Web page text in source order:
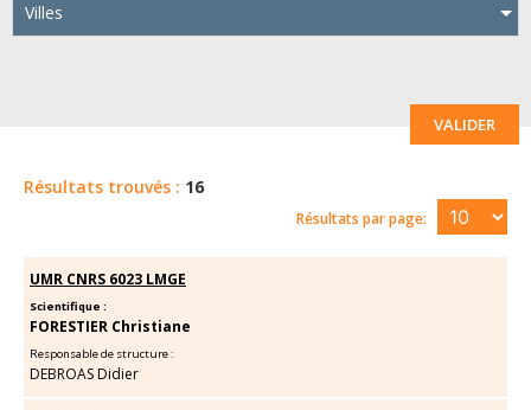
Villes
VALIDER
Résultats trouvés : 16
Résultats par page:
UMR CNRS 6023 LMGE
Scientifique :
FORESTIER Christiane
Responsable de structure :
DEBROAS Didier